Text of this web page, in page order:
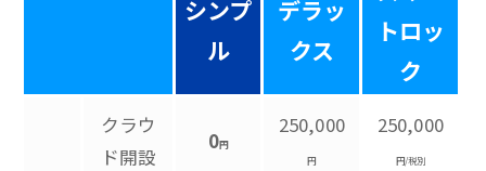
シンプ
ル
デラッ
クス
トロッ
ク
クラウ
ド開設
0円
250,000
円
250,000
円/税別